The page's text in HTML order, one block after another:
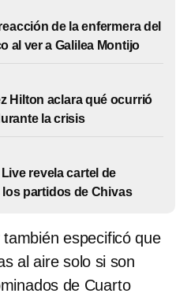
de la enfermera del
al ver a Galilea Montijo
Hilton aclara qué ocurrió
la crisis
revela cartel de
partidos de Chivas
especificó que
al aire solo si son
de Cuarto